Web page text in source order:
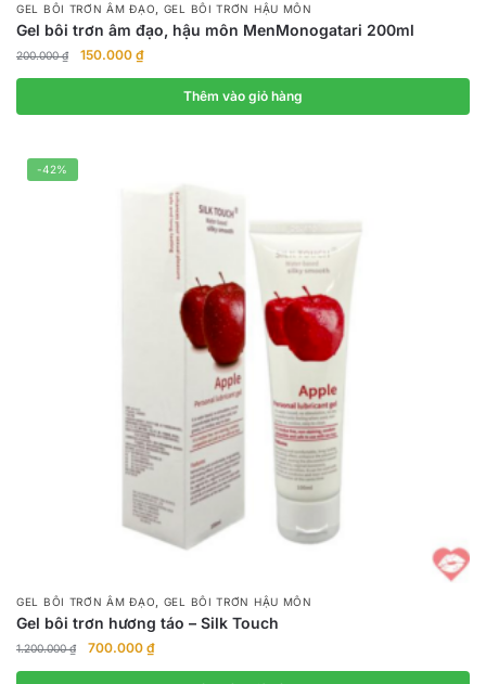
GEL BÔI TRƠN ÂM ĐẠO GEL BÔI TRƠN HẬU MÔN
Gel bôi trơn âm đạo, hậu môn MenMonogatari 200ml
200.000₫
Giá
200.000 ₫.
150.000 ₫Giá
là:
Thêm vào giỏ hàng
-42%
GEL BÔI TRƠN ÂM ĐẠO, GEL BÔI TRƠN HẬU MÔN
Gel bôi trơn hương táo – Silk Touch
1.200.000₫
Giá
gốc
700.000 ₫Giá
hiện